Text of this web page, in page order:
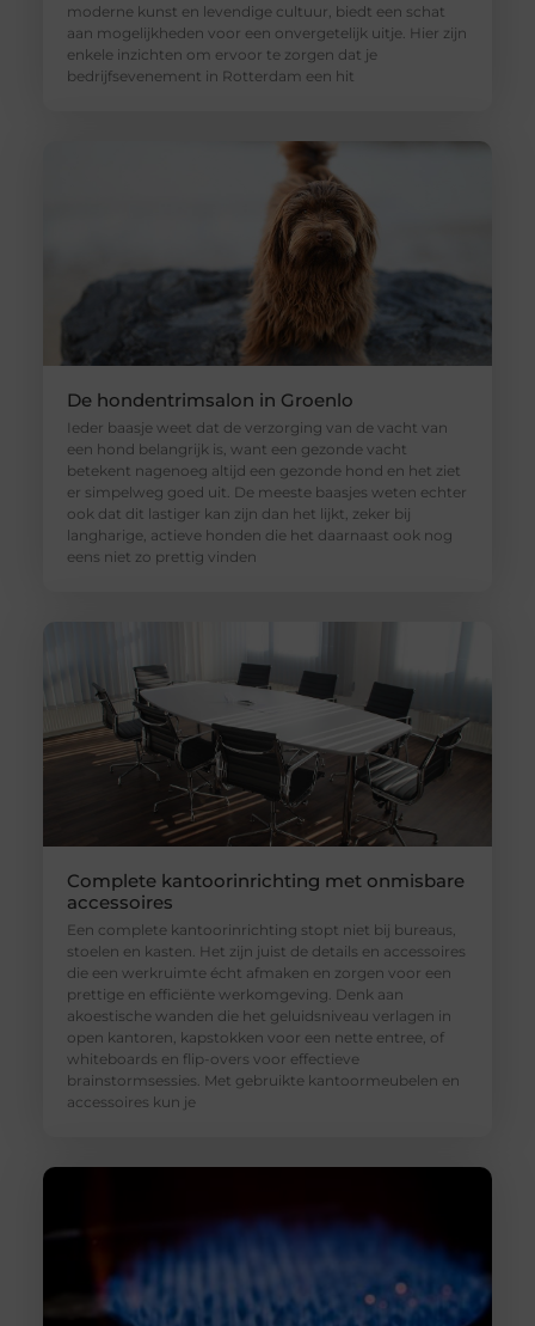
moderne kunst en levendige cultuur, biedt een schat
aan mogelijkheden voor een onvergetelijk uitje. Hier zijn
enkele inzichten om ervoor te zorgen dat je
bedrijfsevenement in Rotterdam een hit
De hondentrimsalon in Groenlo
Ieder baasje weet dat de verzorging van de vacht van
een hond belangrijk is, want een gezonde vacht
betekent nagenoeg altijd een gezonde hond en het ziet
er simpelweg goed uit. De meeste baasjes weten echter
ook dat dit lastiger kan zijn dan het lijkt, zeker bij
langharige, actieve honden die het daarnaast ook nog
eens niet zo prettig vinden
Complete kantoorinrichting met onmisbare
accessoires
Een complete kantoorinrichting stopt niet bij bureaus,
stoelen en kasten. Het zijn juist de details en accessoires
die een werkruimte écht afmaken en zorgen voor een
prettige en efficiënte werkomgeving. Denk aan
akoestische wanden die het geluidsniveau verlagen in
open kantoren, kapstokken voor een nette entree, of
whiteboards en flip-overs voor effectieve
brainstormsessies. Met gebruikte kantoormeubelen en
accessoires kun je